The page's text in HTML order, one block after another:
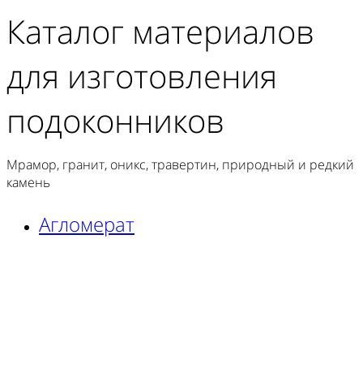
Каталог материалов
для изготовления
подоконников
Мрамор, гранит, оникс, травертин, природный и редкий
камень
Агломерат